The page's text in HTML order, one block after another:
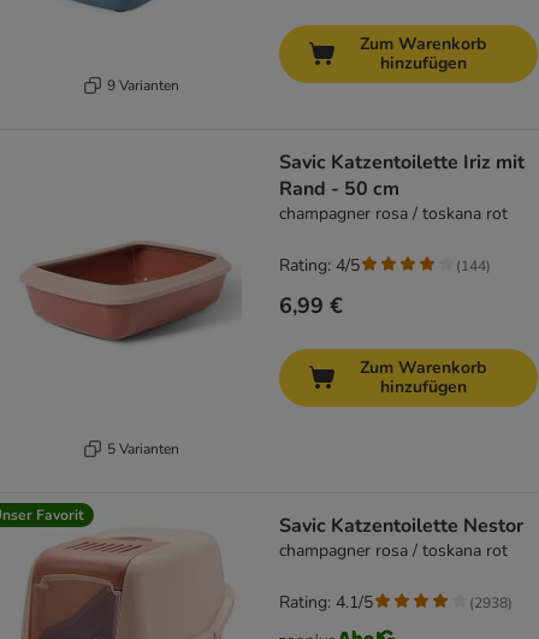
9 Varianten
Zum Warenkorb
hinzufügen
5 Varianten
Savic Katzentoilette Iriz mit
Rand - 50 cm
champagner rosa / toskana rot
6,99 €
Rating: 4/5 (144)
Zum Warenkorb
hinzufügen
Favorit Savic Katzentoilette Nestor
champagner rosa / toskana rot
Rating: 4.1/5 (2938)